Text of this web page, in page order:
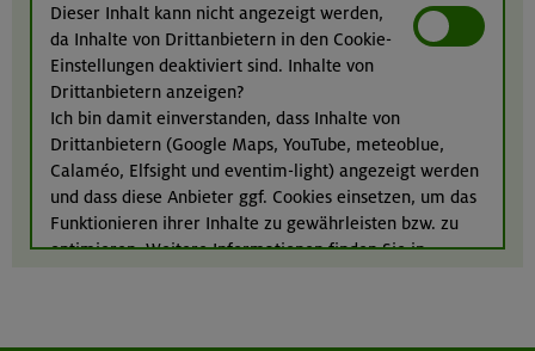
Termine)
München
21.08.26
Klettertreff indoor
München
Dieser Inhalt kann nicht angezeigt werden,
da Inhalte von Drittanbietern in den Cookie-
Einstellungen deaktiviert sind. Inhalte von
Drittanbietern anzeigen?
Ich bin damit einverstanden, dass Inhalte von
Drittanbietern (Google Maps, YouTube, meteoblue,
Calaméo, Elfsight und eventim-light) angezeigt werden
und dass diese Anbieter ggf. Cookies einsetzen, um das
Funktionieren ihrer Inhalte zu gewährleisten bzw. zu
optimieren. Weitere Informationen finden Sie in